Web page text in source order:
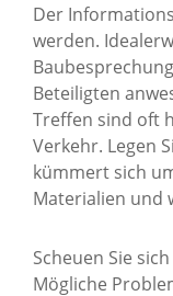
Der
werden.
Beteiligten
Treffen sind oft
Verkehr. Legen
kümmert sich
Materialien und
Scheuen Sie
Mögliche